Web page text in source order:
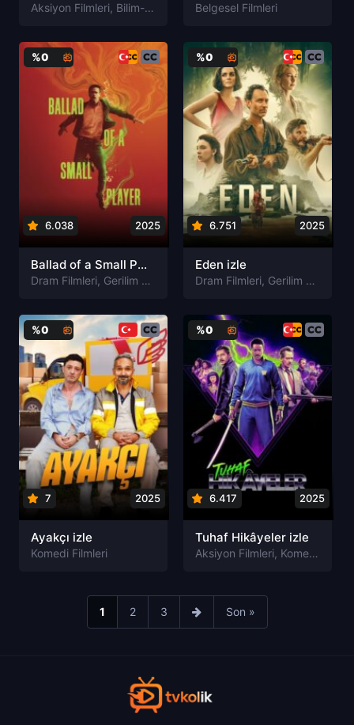
Aksiyon Filmleri, Bilim-Kurgu Filmleri ,Macera Filmleri
Belgesel Filmleri
%0
6.038 2025
Ballad of a Small Player izle
Dram Filmleri, Gerilim Filmleri Gizem Filmleri,Suç Filmleri
%0
6.751 2025
Eden izle
Dram Filmleri, Gerilim Filmleri
%0
7 2025
Ayakçı izle
Komedi Filmleri
%0
6.417 2025
Tuhaf Hikâyeler izle
Aksiyon Filmleri, Komedi Filmleri
1 2 3 Son »